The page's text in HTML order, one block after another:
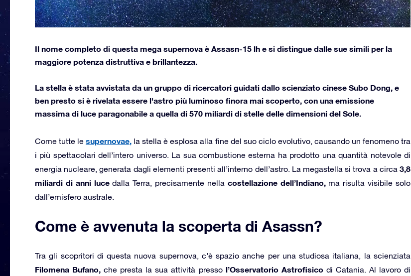
Il nome completo di questa mega supernova è Assasn-15 lh e si distingue dalle sue simili per la
maggiore potenza distruttiva e brillantezza.
La stella è stata avvistata da un gruppo di ricercatori guidati dallo scienziato cinese Subo Dong, e
ben presto si è rivelata essere l'astro più luminoso finora mai scoperto, con una emissione
massima di luce paragonabile a quella di 570 miliardi di stelle delle dimensioni del Sole.
Come tutte lesupernovae, la stella è esplosa alla fine del suo ciclo evolutivo, causando un fenomeno tra
i più spettacolari dell’intero universo. La sua combustione esterna ha prodotto una quantità notevole di
energia nucleare, generata dagli elementi presenti all’interno dell’astro. La megastella si trova a circa 3,8
miliardi di anni lucedalla Terra, precisamente nella costellazione dell’Indiano,ma risulta visibile solo
dall’emisfero australe.
Come è avvenuta la scoperta di Asassn?
Tra gli scopritori di questa nuova supernova, c’è spazio anche per una studiosa italiana, la scienziata
Filomena Bufano, che presta la sua attività presso l’Osservatorio Astrofisicodi Catania. Al lavoro di